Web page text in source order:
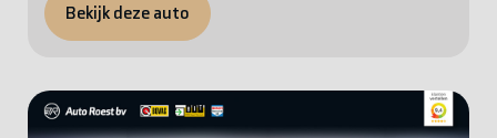
Bekijk deze auto